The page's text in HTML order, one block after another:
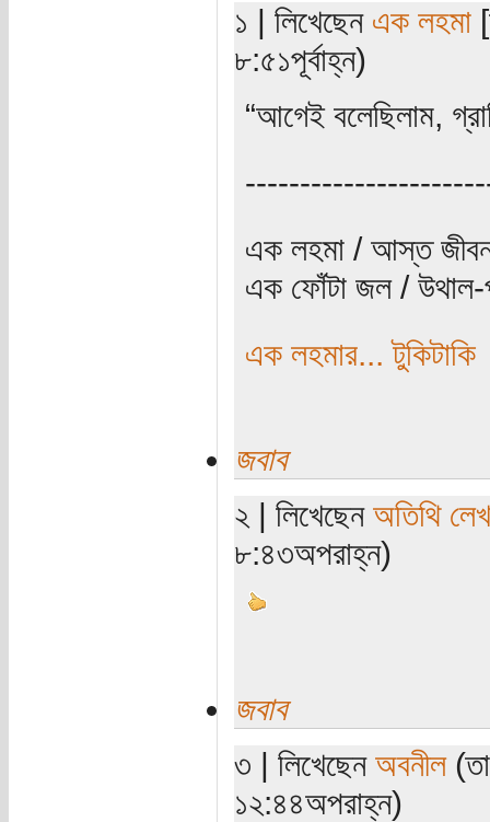
১ | লিখেছেন এক লহমা
৮:৫১পূর্বাহ্ন)
“আগেই বলেছিলাম,
এক লহমা / আস্ত
এক ফোঁটা জল /
এক লহমার... টুকিটাকি
জবাব
২ | লিখেছেন অতিথি
৮:৪৩অপরাহ্ন)
জবাব
৩ | লিখেছেন অবনীল
১২:৪৪অপরাহ্ন)